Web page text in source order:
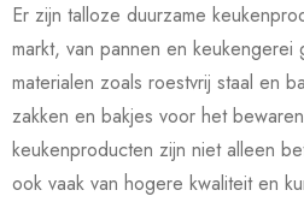
Er zijn talloze duurzame
markt, van pannen en keukengerei
materialen zoals roestvrij staal en
zakken en bakjes voor het
keukenproducten zijn niet alleen
ook vaak van hogere kwaliteit en